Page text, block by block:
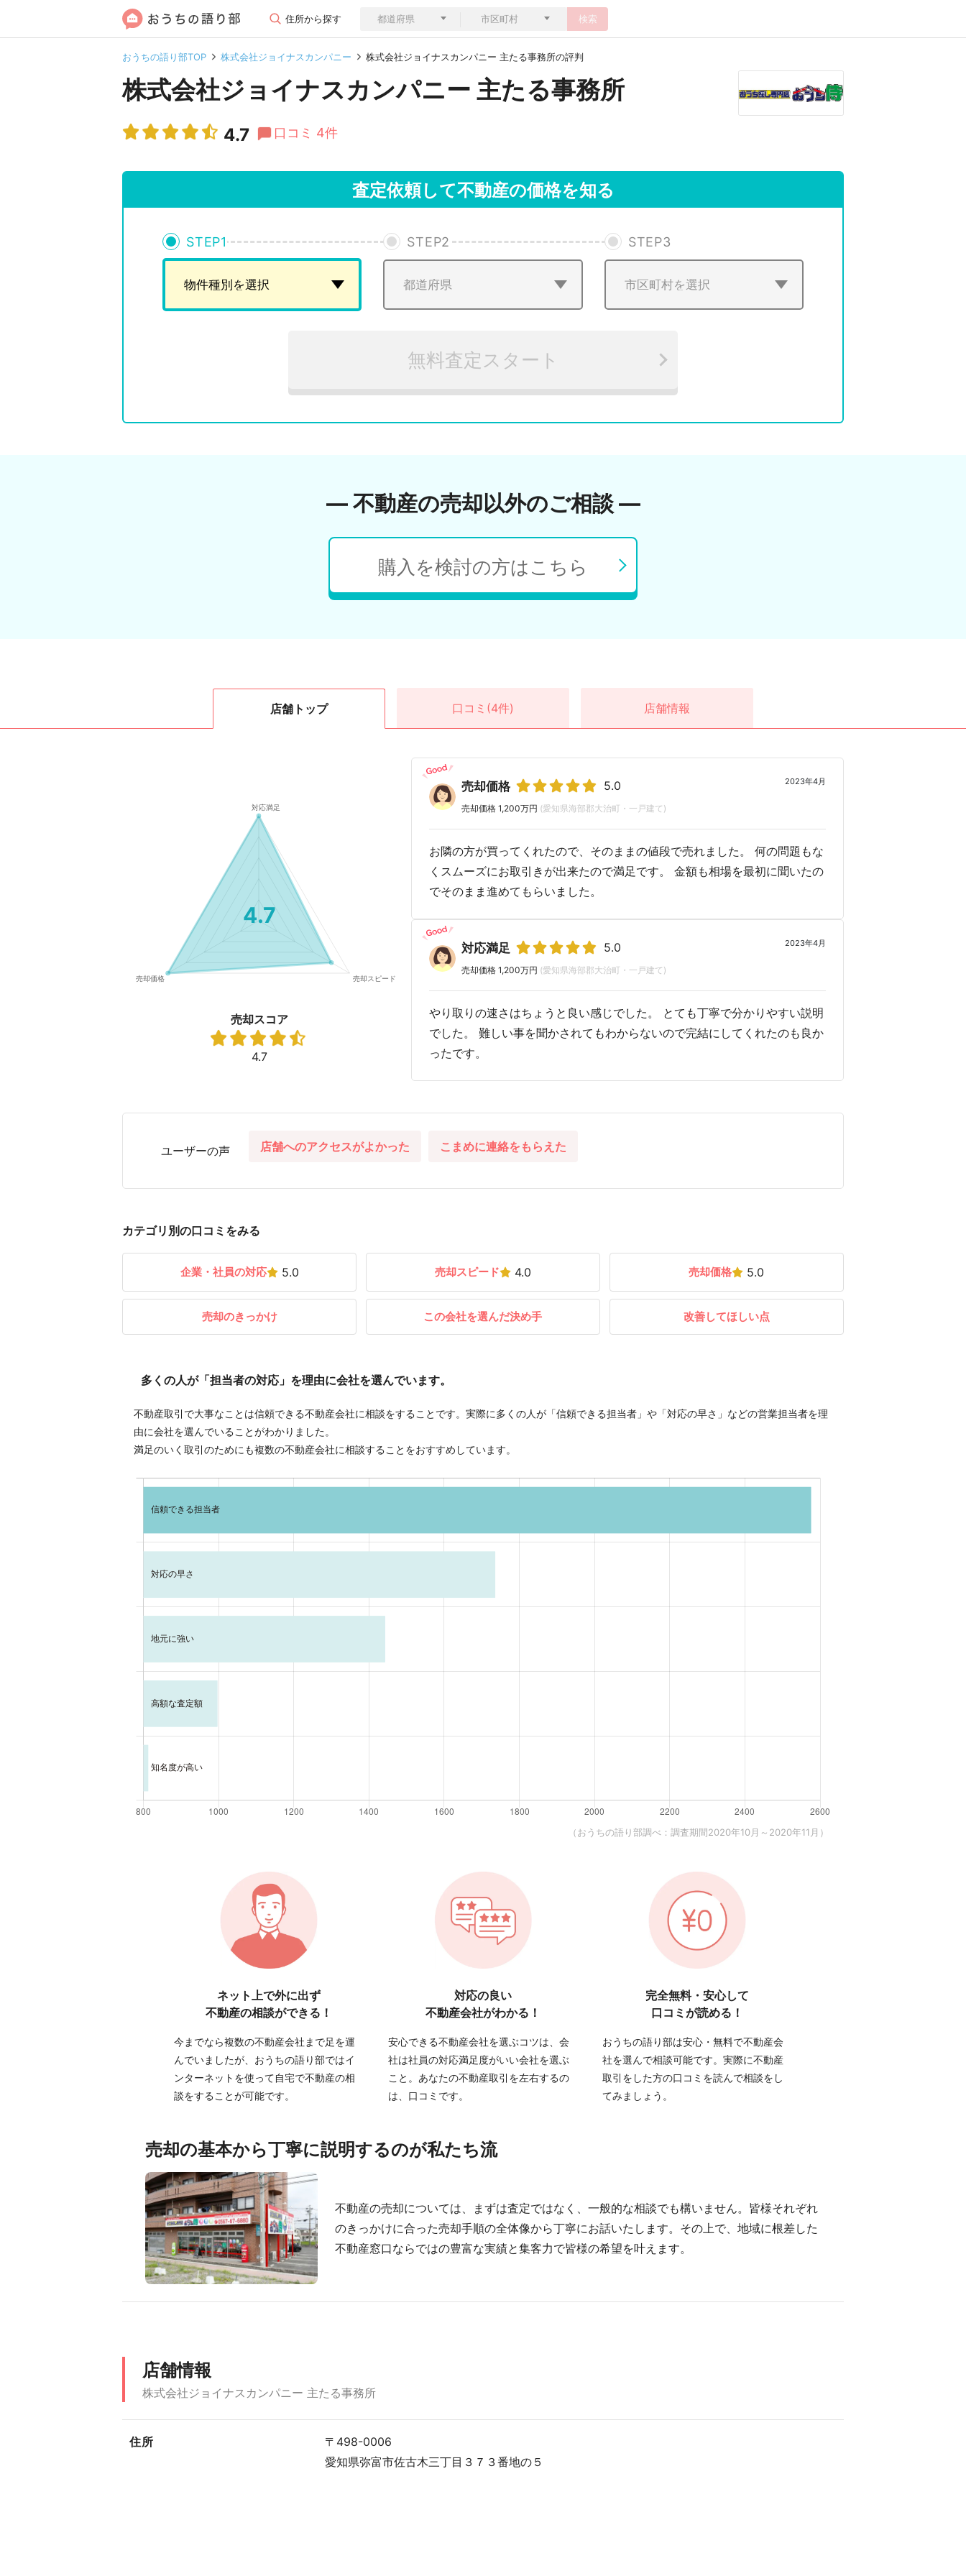
住所から探す 検索
おうちの語り部TOP 株式会社ジョイナスカンパニー 株式会社ジョイナスカンパニー 主たる事務所の評判
株式会社ジョイナスカンパニー 主たる事務所
4.7 口コミ 4件
査定依頼して不動産の価格を知る
STEP1 STEP2 STEP3
無料査定スタート
― 不動産の売却以外のご相談 ―
購入を検討の方はこちら
店舗 トップ 口コミ (4件) 店舗情報
4.7
売却スコア
4.7
2023年4月
売却価格 5.0
売却価格 1,200万円 (愛知県海部郡大治町・一戸建て)
お隣の方が買ってくれたので、そのままの値段で売れました。 何の問題もな
くスムーズにお取引きが出来たので満足です。 金額も相場を最初に聞いたの
でそのまま進めてもらいました。
2023年4月
対応満足 5.0
売却価格 1,200万円 (愛知県海部郡大治町・一戸建て)
やり取りの速さはちょうと良い感じでした。 とても丁寧で分かりやすい説明
でした。 難しい事を聞かされてもわからないので完結にしてくれたのも良か
ったです。
ユーザーの声 店舗へのアクセスがよかった こまめに連絡をもらえた
カテゴリ別の口コミをみる
企業・社員の対応 5.0 売却スピード 4.0 売却価格 5.0
売却のきっかけ この会社を選んだ決め手 改善してほしい点
多くの人が「担当者の対応」を理由に会社を選んでいます。
不動産取引で大事なことは信頼できる不動産会社に相談をすることです。実際に多くの人が「信頼できる担当者」や「対応の早さ」などの営業担当者を理
由に会社を選んでいることがわかりました。
満足のいく取引のためにも複数の不動産会社に相談することをおすすめしています。
（おうちの語り部調べ：調査期間2020年10月～2020年11月）
ネット上で外に出ず
不動産の相談ができる！
今までなら複数の不動産会社まで足を運
んでいましたが、おうちの語り部ではイ
ンターネットを使って自宅で不動産の相
談をすることが可能です。
対応の良い
不動産会社がわかる！
安心できる不動産会社を選ぶコツは、会
社は社員の対応満足度がいい会社を選ぶ
こと。あなたの不動産取引を左右するの
は、口コミです。
完全無料・安心して
口コミが読める！
おうちの語り部は安心・無料で不動産会
社を選んで相談可能です。実際に不動産
取引をした方の口コミを読んで相談をし
てみましょう。
売却の基本から丁寧に説明するのが私たち流
不動産の売却については、まずは査定ではなく、一般的な相談でも構いません。皆様それぞれ
のきっかけに合った売却手順の全体像から丁寧にお話いたします。その上で、地域に根差した
不動産窓口ならではの豊富な実績と集客力で皆様の希望を叶えます。
店舗情報
株式会社ジョイナスカンパニー 主たる事務所
住所
〒498-0006
愛知県弥富市佐古木三丁目３７３番地の５